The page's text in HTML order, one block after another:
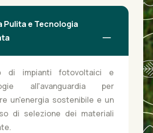
Pulita e Tecnologia
di impianti fotovoltaici e
all'avanguardia per
un'energia sostenibile e un
di selezione dei materiali